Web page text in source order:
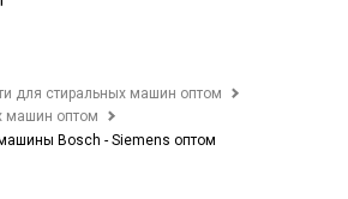
для стиральных машин оптом
машин оптом
Bosch - Siemens оптом